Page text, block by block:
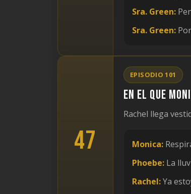
Sra. Green:
Sra. Green:
47
EPISODIO 101
En el que
Rachel llega
Monica:
Phoebe: La
Rachel:Ya